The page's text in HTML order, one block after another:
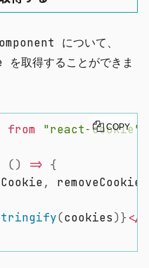
について、
取得することができま
from "react-cookie"
() => {
, removeCookie
(cookies)}</
COPY